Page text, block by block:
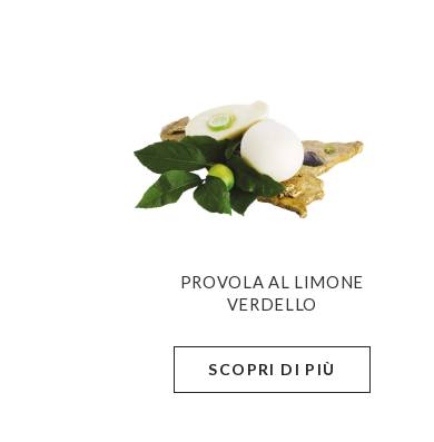
PROVOLA AL LIMONE
VERDELLO
SCOPRI DI PIÙ